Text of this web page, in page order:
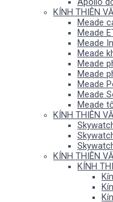
KÍNH THIÊN
Meade
Meade
Meade
Meade
Meade
Meade
Meade
Meade
Meade
KÍNH THIÊN
KÍNH THIÊN
KÍNH